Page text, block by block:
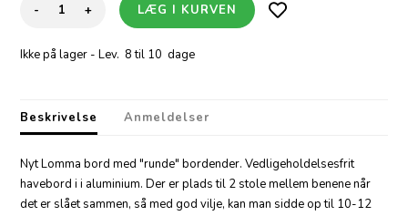
- +
Ikke på lager - Lev. 8 til 10 dage
Beskrivelse Anmeldelser
Nyt Lomma bord med "runde" bordender. Vedligeholdelsesfrit
havebord i i aluminium. Der er plads til 2 stole mellem benene når
det er slået sammen, så med god vilje, kan man sidde op til 10-12